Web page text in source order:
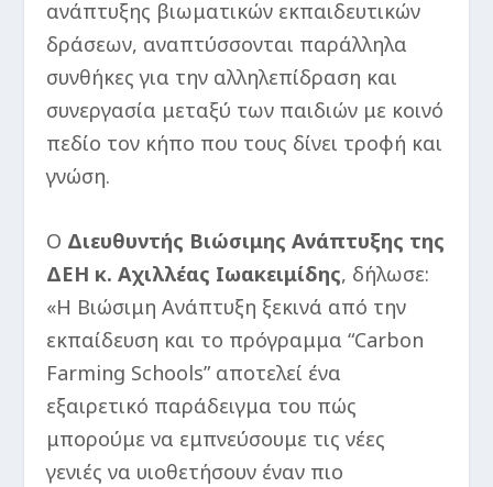
ανάπτυξης βιωματικών εκπαιδευτικών
δράσεων, αναπτύσσονται παράλληλα
συνθήκες για την αλληλεπίδραση και
συνεργασία μεταξύ των παιδιών με κοινό
πεδίο τον κήπο που τους δίνει τροφή και
γνώση.
Ο Διευθυντής Βιώσιμης Ανάπτυξης της
ΔΕΗ κ. Αχιλλέας Ιωακειμίδης, δήλωσε:
«Η Βιώσιμη Ανάπτυξη ξεκινά από την
εκπαίδευση και το πρόγραμμα “Carbon
Farming Schools” αποτελεί ένα
εξαιρετικό παράδειγμα του πώς
μπορούμε να εμπνεύσουμε τις νέες
γενιές να υιοθετήσουν έναν πιο